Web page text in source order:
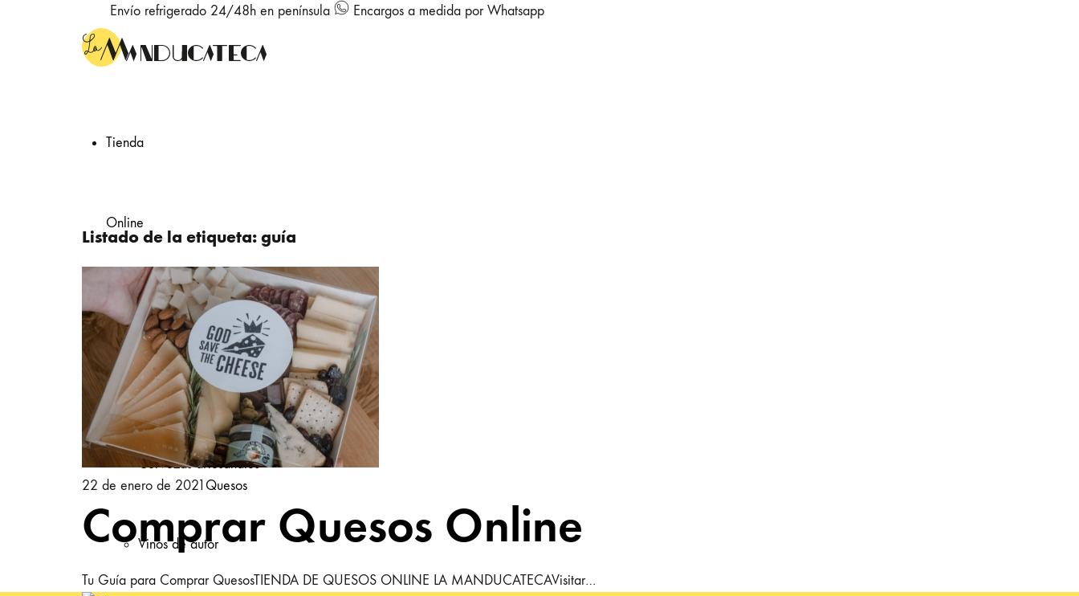
Envío refrigerado 24/48h en península Encargos a medida por Whatsapp
Tienda
Online
Quesos artesanales
Tablas de queso preparadas
Cervezas artesanales
Vinos de autor
Listado de la etiqueta:guía
22 de enero de 2021 Quesos
Comprar Quesos Online
Tu Guía para Comprar QuesosTIENDA DE QUESOS ONLINE LA MANDUCATECAVisitar…